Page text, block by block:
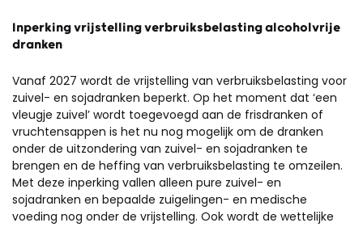
Inperking vrijstelling verbruiksbelasting alcoholvrije
dranken
Vanaf 2027 wordt de vrijstelling van verbruiksbelasting voor
zuivel- en sojadranken beperkt. Op het moment dat ‘een
vleugje zuivel’ wordt toegevoegd aan de frisdranken of
vruchtensappen is het nu nog mogelijk om de dranken
onder de uitzondering van zuivel- en sojadranken te
brengen en de heffing van verbruiksbelasting te omzeilen.
Met deze inperking vallen alleen pure zuivel- en
sojadranken en bepaalde zuigelingen- en medische
voeding nog onder de vrijstelling. Ook wordt de wettelijke